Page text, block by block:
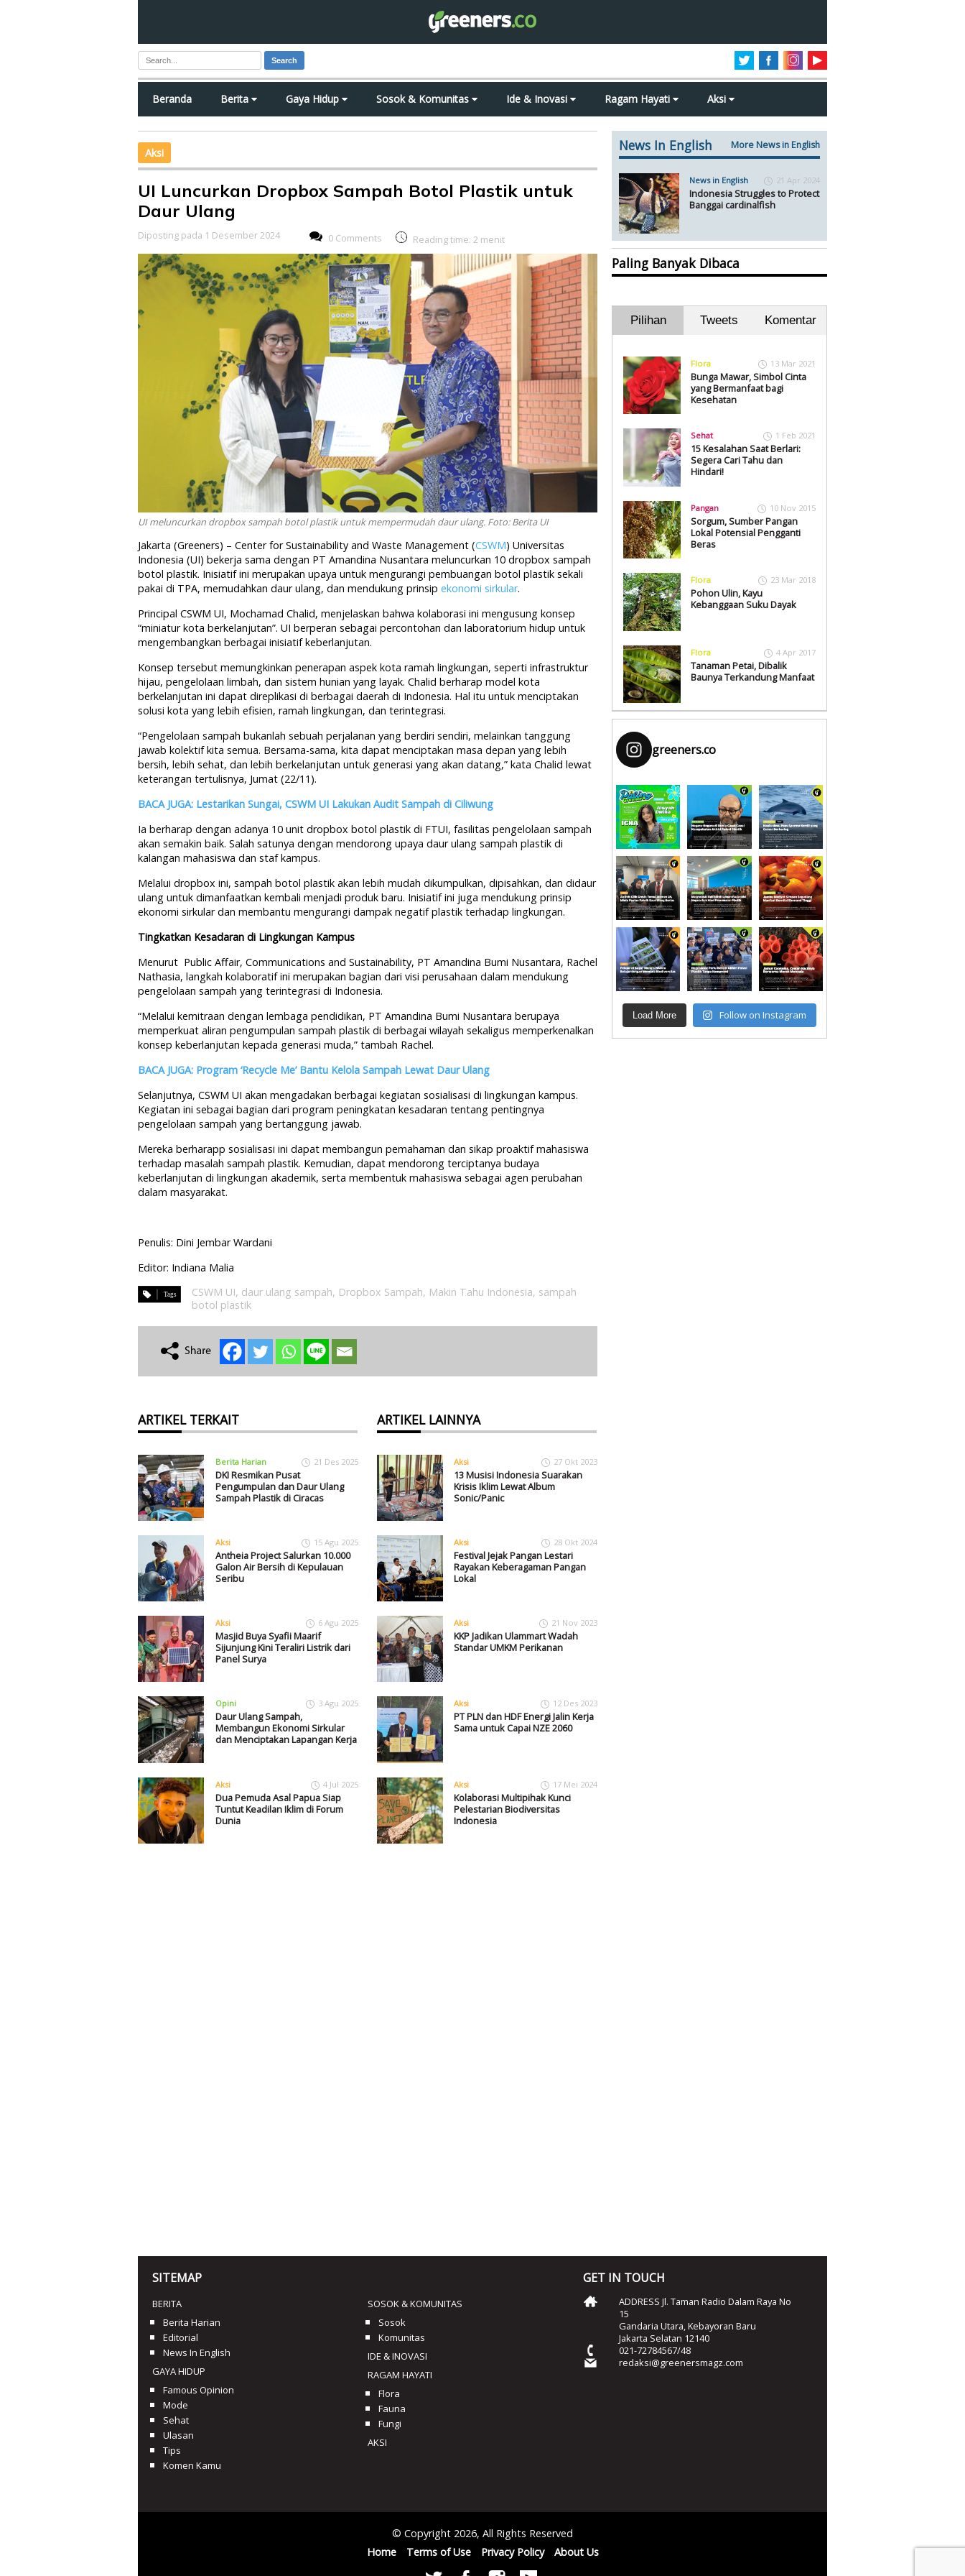
Search
Beranda Berita Gaya Hidup Sosok & Komunitas Ide & Inovasi Ragam Hayati Aksi
Aksi
UI Luncurkan Dropbox Sampah Botol Plastik untuk
Daur Ulang
Diposting pada 1 Desember 2024 0 Comments Reading time: 2 menit
UI meluncurkan dropbox sampah botol plastik untuk mempermudah daur ulang. Foto: Berita UI
Jakarta (Greeners) – Center for Sustainability and Waste Management (CSWM) Universitas
Indonesia (UI) bekerja sama dengan PT Amandina Nusantara meluncurkan 10 dropbox sampah
botol plastik. Inisiatif ini merupakan upaya untuk mengurangi pembuangan botol plastik sekali
pakai di TPA, memudahkan daur ulang, dan mendukung prinsip ekonomi sirkular.
Principal CSWM UI, Mochamad Chalid, menjelaskan bahwa kolaborasi ini mengusung konsep
“miniatur kota berkelanjutan”. UI berperan sebagai percontohan dan laboratorium hidup untuk
mengembangkan berbagai inisiatif keberlanjutan.
Konsep tersebut memungkinkan penerapan aspek kota ramah lingkungan, seperti infrastruktur
hijau, pengelolaan limbah, dan sistem hunian yang layak. Chalid berharap model kota
berkelanjutan ini dapat direplikasi di berbagai daerah di Indonesia. Hal itu untuk menciptakan
solusi kota yang lebih efisien, ramah lingkungan, dan terintegrasi.
“Pengelolaan sampah bukanlah sebuah perjalanan yang berdiri sendiri, melainkan tanggung
jawab kolektif kita semua. Bersama-sama, kita dapat menciptakan masa depan yang lebih
bersih, lebih sehat, dan lebih berkelanjutan untuk generasi yang akan datang,” kata Chalid lewat
keterangan tertulisnya, Jumat (22/11).
BACA JUGA: Lestarikan Sungai, CSWM UI Lakukan Audit Sampah di Ciliwung
Ia berharap dengan adanya 10 unit dropbox botol plastik di FTUI, fasilitas pengelolaan sampah
akan semakin baik. Salah satunya dengan mendorong upaya daur ulang sampah plastik di
kalangan mahasiswa dan staf kampus.
Melalui dropbox ini, sampah botol plastik akan lebih mudah dikumpulkan, dipisahkan, dan didaur
ulang untuk dimanfaatkan kembali menjadi produk baru. Inisiatif ini juga mendukung prinsip
ekonomi sirkular dan membantu mengurangi dampak negatif plastik terhadap lingkungan.
Tingkatkan Kesadaran di Lingkungan Kampus
Menurut Public Affair, Communications and Sustainability, PT Amandina Bumi Nusantara, Rachel
Nathasia, langkah kolaboratif ini merupakan bagian dari visi perusahaan dalam mendukung
pengelolaan sampah yang terintegrasi di Indonesia.
“Melalui kemitraan dengan lembaga pendidikan, PT Amandina Bumi Nusantara berupaya
memperkuat aliran pengumpulan sampah plastik di berbagai wilayah sekaligus memperkenalkan
konsep keberlanjutan kepada generasi muda,” tambah Rachel.
BACA JUGA: Program ‘Recycle Me’ Bantu Kelola Sampah Lewat Daur Ulang
Selanjutnya, CSWM UI akan mengadakan berbagai kegiatan sosialisasi di lingkungan kampus.
Kegiatan ini sebagai bagian dari program peningkatan kesadaran tentang pentingnya
pengelolaan sampah yang bertanggung jawab.
Mereka berharapp sosialisasi ini dapat membangun pemahaman dan sikap proaktif mahasiswa
terhadap masalah sampah plastik. Kemudian, dapat mendorong terciptanya budaya
keberlanjutan di lingkungan akademik, serta membentuk mahasiswa sebagai agen perubahan
dalam masyarakat.
Penulis: Dini Jembar Wardani
Editor: Indiana Malia
CSWM UI, daur ulang sampah, Dropbox Sampah, Makin Tahu Indonesia, sampah
botol plastik
ARTIKEL TERKAIT
Berita Harian 21 Des 2025
DKI Resmikan Pusat
Pengumpulan dan Daur Ulang
Sampah Plastik di Ciracas
Aksi 15 Agu 2025
Antheia Project Salurkan 10.000
Galon Air Bersih di Kepulauan
Seribu
Aksi 6 Agu 2025
Masjid Buya Syafii Maarif
Sijunjung Kini Teraliri Listrik dari
Panel Surya
Opini 3 Agu 2025
Daur Ulang Sampah,
Membangun Ekonomi Sirkular
dan Menciptakan Lapangan Kerja
Aksi 4 Jul 2025
Dua Pemuda Asal Papua Siap
Tuntut Keadilan Iklim di Forum
Dunia
ARTIKEL LAINNYA
Aksi 27 Okt 2023
13 Musisi Indonesia Suarakan
Krisis Iklim Lewat Album
Sonic/Panic
Aksi 28 Okt 2024
Festival Jejak Pangan Lestari
Rayakan Keberagaman Pangan
Lokal
Aksi 21 Nov 2023
KKP Jadikan Ulammart Wadah
Standar UMKM Perikanan
Aksi 12 Des 2023
PT PLN dan HDF Energi Jalin Kerja
Sama untuk Capai NZE 2060
Aksi 17 Mei 2024
Kolaborasi Multipihak Kunci
Pelestarian Biodiversitas
Indonesia
News In English More News in English
News in English 21 Apr 2024
Indonesia Struggles to Protect
Banggai cardinalfish
Paling Banyak Dibaca
Pilihan Tweets Komentar
Flora 13 Mar 2021
Bunga Mawar, Simbol Cinta
yang Bermanfaat bagi
Kesehatan
Sehat 1 Feb 2021
15 Kesalahan Saat Berlari:
Segera Cari Tahu dan
Hindari!
Pangan 10 Nov 2015
Sorgum, Sumber Pangan
Lokal Potensial Pengganti
Beras
Flora 23 Mar 2018
Pohon Ulin, Kayu
Kebanggaan Suku Dayak
Flora 4 Apr 2017
Tanaman Petai, Dibalik
Baunya Terkandung Manfaat
greeners.co
Load More Follow on Instagram
SITEMAP
BERITA
Berita Harian
Editorial
News In English
GAYA HIDUP
Famous Opinion
Mode
Sehat
Ulasan
Tips
Komen Kamu
SOSOK & KOMUNITAS
Sosok
Komunitas
IDE & INOVASI
RAGAM HAYATI
Flora
Fauna
Fungi
AKSI
GET IN TOUCH
ADDRESS Jl. Taman Radio Dalam Raya No
15
Gandaria Utara, Kebayoran Baru
Jakarta Selatan 12140
021-72784567/48
redaksi@greenersmagz.com
© Copyright 2026, All Rights Reserved
Home
Terms of Use Privacy Policy About Us